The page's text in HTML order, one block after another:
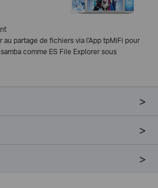
au partage de fichiers via l'App tpMiFi pour
comme ES File Explorer sous